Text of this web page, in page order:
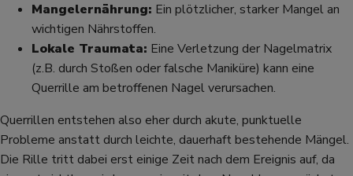
Mangelernährung: Ein plötzlicher, starker Mangel an
wichtigen Nährstoffen.
Lokale Traumata: Eine Verletzung der Nagelmatrix
(z.B. durch Stoßen oder falsche Maniküre) kann eine
Querrille am betroffenen Nagel verursachen.
Querrillen entstehen also eher durch akute, punktuelle
Probleme anstatt durch leichte, dauerhaft bestehende Mängel.
Die Rille tritt dabei erst einige Zeit nach dem Ereignis auf, da